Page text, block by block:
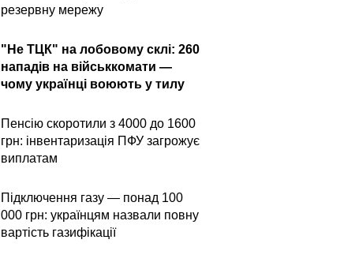
резервну мережу
"Не ТЦК" на лобовому склі: 260
нападів на військкомати —
чому українці воюють у тилу
Пенсію скоротили з 4000 до 1600
грн: інвентаризація ПФУ загрожує
виплатам
Підключення газу — понад 100
000 грн: українцям назвали повну
вартість газифікації